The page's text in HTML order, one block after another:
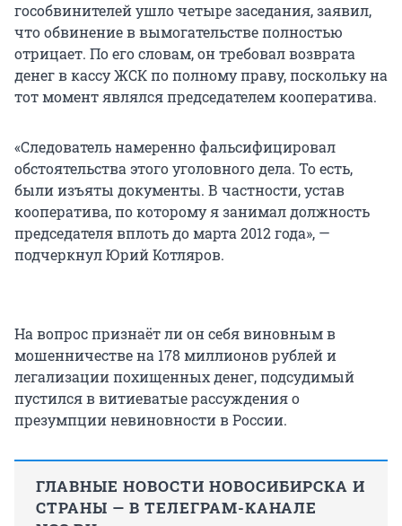
гособвинителей ушло четыре заседания, заявил,
что обвинение в вымогательстве полностью
отрицает. По его словам, он требовал возврата
денег в кассу ЖСК по полному праву, поскольку на
тот момент являлся председателем кооператива.
«Следователь намеренно фальсифицировал
обстоятельства этого уголовного дела. То есть,
были изъяты документы. В частности, устав
кооператива, по которому я занимал должность
председателя вплоть до марта 2012 года», —
подчеркнул Юрий Котляров.
На вопрос признаёт ли он себя виновным в
мошенничестве на 178 миллионов рублей и
легализации похищенных денег, подсудимый
пустился в витиеватые рассуждения о
презумпции невиновности в России.
ГЛАВНЫЕ НОВОСТИ НОВОСИБИРСКА И
СТРАНЫ — В ТЕЛЕГРАМ-КАНАЛЕ